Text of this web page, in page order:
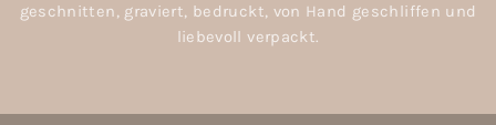
geschnitten, graviert, bedruckt, von Hand geschliffen und
liebevoll verpackt.